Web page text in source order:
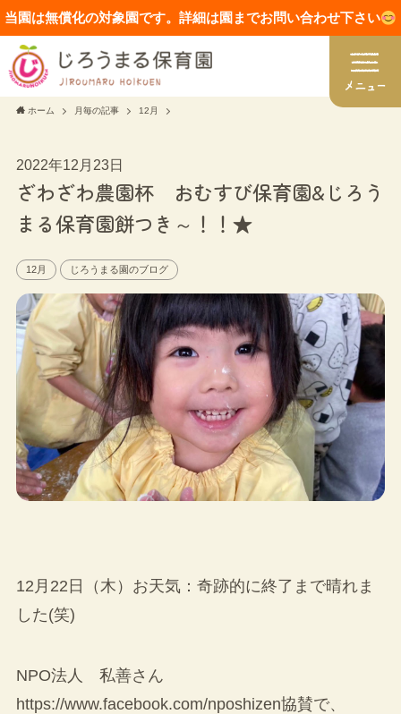
当園は無償化の対象園です。詳細は園までお問い合わせ下さい
ホーム 月毎の記事 12月
2022年12月23日
ざわざわ農園杯 おむすび保育園&じろう
まる保育園餅つき～！！★
12月 じろうまる園のブログ
12月22日（木）お天気：奇跡的に終了まで晴れま
した(笑)
NPO法人 私善さん
https://www.facebook.com/nposhizen協賛で、